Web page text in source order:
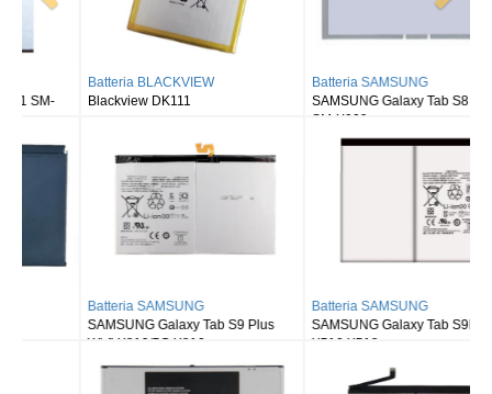
Batteria BLACKVIEW
Blackview DK111
Batteria SAMSUNG
SAMSUNG Galaxy Tab S8 Ultra
Batteria SAMSUNG
SAMSUNG Galaxy Tab S9 Plus
Wi-fi X810/5G X816
Batteria SAMSUNG
SAMSUNG Galaxy Tab S9FE X510
X516 X518